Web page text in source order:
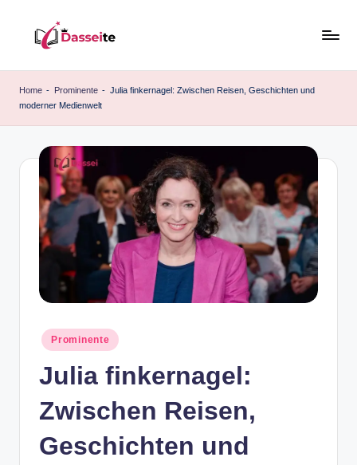
content
a
e
Home - Prominente - Julia finkernagel: Zwischen Reisen, Geschichten und
moderner Medienwelt
Posted
in
Prominente
Julia finkernagel:
Zwischen Reisen,
Geschichten und